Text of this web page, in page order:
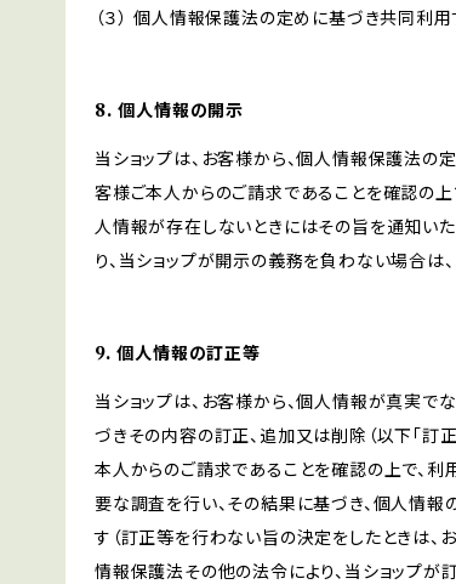
（３） 個人情報保護法の定めに基づき共同利
8. 個人情報の開示
当ショップは、お客様から、個人情報保護法
客様ご本人からのご請求であることを確認の上
人情報が存在しないときにはその旨を通知いた
り、当ショップが開示の義務を負わない場合は
9. 個人情報の訂正等
当ショップは、お客様から、個人情報が真実で
づきその内容の訂正、追加又は削除（以下「訂
本人からのご請求であることを確認の上で、
要な調査を行い、その結果に基づき、個人情
す（訂正等を行わない旨の決定をしたときは、
情報保護法その他の法令により、当ショップ